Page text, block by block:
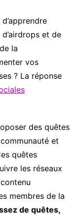
et de
la
vos
? La réponse
des quêtes
et
quêtes
les réseaux
membres de la
de quêtes,